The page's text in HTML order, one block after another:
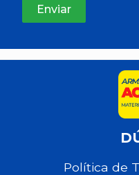
Política de